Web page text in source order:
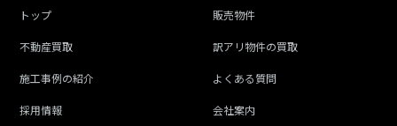
トップ 販売物件
不動産買取 訳アリ物件の買取
施工事例の紹介 よくある質問
採用情報 会社案内